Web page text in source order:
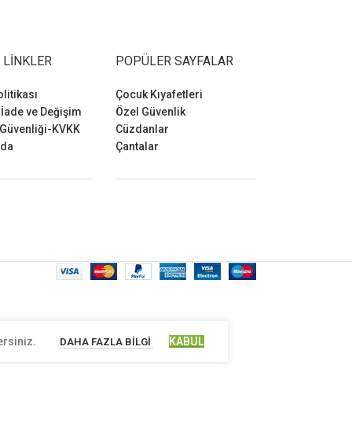
LINKLER
ve Değişim
Güvenliği-KVKK
POPÜLER SAYFALAR
Çocuk Kıyafetleri
Özel Güvenlik
Cüzdanlar
Çantalar
DAHA FAZLA BILGI KABUL